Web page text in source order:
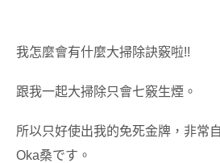
我怎麼會有什麼大掃除訣竅啦!!
跟我一起大掃除只會七竅生煙。
所以只好使出我的免死金牌，非常
Oka桑です。